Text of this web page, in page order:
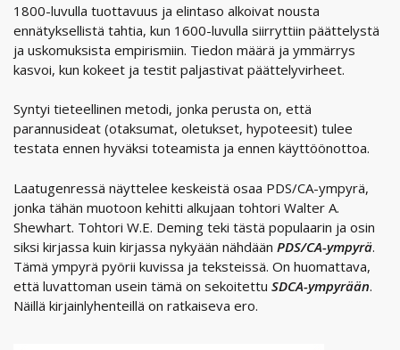
1800-luvulla tuottavuus ja elintaso alkoivat nousta
ennätyksellistä tahtia, kun 1600-luvulla siirryttiin päättelystä
ja uskomuksista empirismiin. Tiedon määrä ja ymmärrys
kasvoi, kun kokeet ja testit paljastivat päättelyvirheet.
Syntyi tieteellinen metodi, jonka perusta on, että
parannusideat (otaksumat, oletukset, hypoteesit) tulee
testata ennen hyväksi toteamista ja ennen käyttöönottoa.
Laatugenressä näyttelee keskeistä osaa PDS/CA-ympyrä,
jonka tähän muotoon kehitti alkujaan tohtori Walter A.
Shewhart. Tohtori W.E. Deming teki tästä populaarin ja osin
siksi kirjassa kuin kirjassa nykyään nähdään PDS/CA-ympyrä.
Tämä ympyrä pyörii kuvissa ja teksteissä. On huomattava,
että luvattoman usein tämä on sekoitettu SDCA-ympyrään.
Näillä kirjainlyhenteillä on ratkaiseva ero.